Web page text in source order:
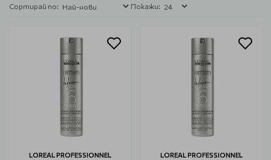
Сортирай по: Покажи:
LOREAL PROFESSIONNEL LOREAL PROFESSIONNEL